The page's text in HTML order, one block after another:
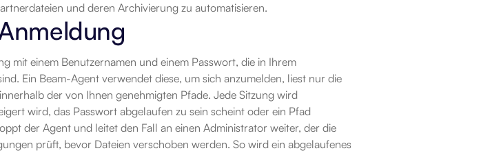
und deren Archivierung zu automatisieren.
mit einem Benutzernamen und einem Passwort, die in Ihrem
Ein Beam-Agent verwendet diese, um sich anzumelden, liest nur die
der von Ihnen genehmigten Pfade. Jede Sitzung wird
wird, das Passwort abgelaufen zu sein scheint oder ein Pfad
der Agent und leitet den Fall an einen Administrator weiter, der die
prüft, bevor Dateien verschoben werden. So wird ein abgelaufenes